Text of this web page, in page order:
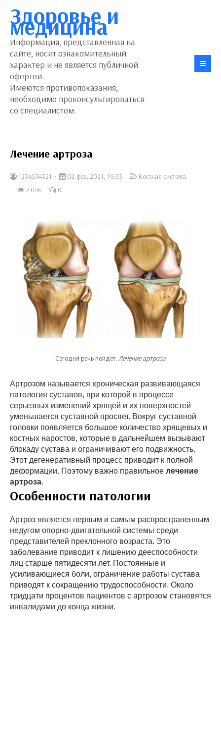
Здоровье и
медицина
Информация, представленная на
сайте, носит ознакомительный
характер и не является публичной
офертой.
Имеются противопоказания,
необходимо проконсультироваться
со специалистом.
Лечение артроза
1234554321 02-фев, 2021, 19:33
Костная система
2 046
0
Сегодня речь пойдет:Лечение артроза
Артрозом называется хроническая развивающаяся
патология суставов, при которой в процессе
серьезных изменений хрящей и их поверхностей
уменьшается суставной просвет. Вокруг суставной
головки появляется большое количество хрящевых и
костных наростов, которые в дальнейшем вызывают
блокаду сустава и ограничивают его подвижность.
Этот дегенеративный процесс приводит к полной
деформации. Поэтому важно правильное лечение
артроза.
Особенности патологии
Артроз является первым и самым распространенным
недугом опорно-двигательной системы среди
представителей преклонного возраста. Это
заболевание приводит к лишению дееспособности
лиц старше пятидесяти лет. Постоянные и
усиливающиеся боли, ограничение работы сустава
приводят к сокращению трудоспособности. Около
тридцати процентов пациентов с артрозом становятся
инвалидами до конца жизни.